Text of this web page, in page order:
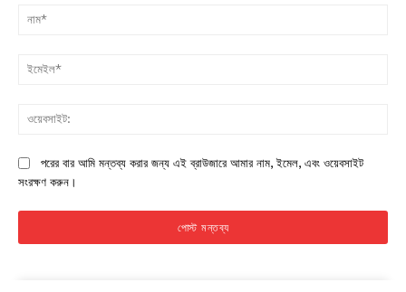
পরের বার আমি মন্তব্য করার জন্য এই ব্রাউজারে আমার নাম, ইমেল, এবং ওয়েবসাইট
সংরক্ষণ করুন।